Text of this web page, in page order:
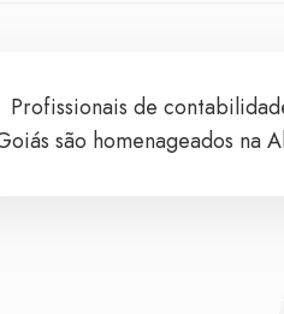
Profissionais de
são homenageados na